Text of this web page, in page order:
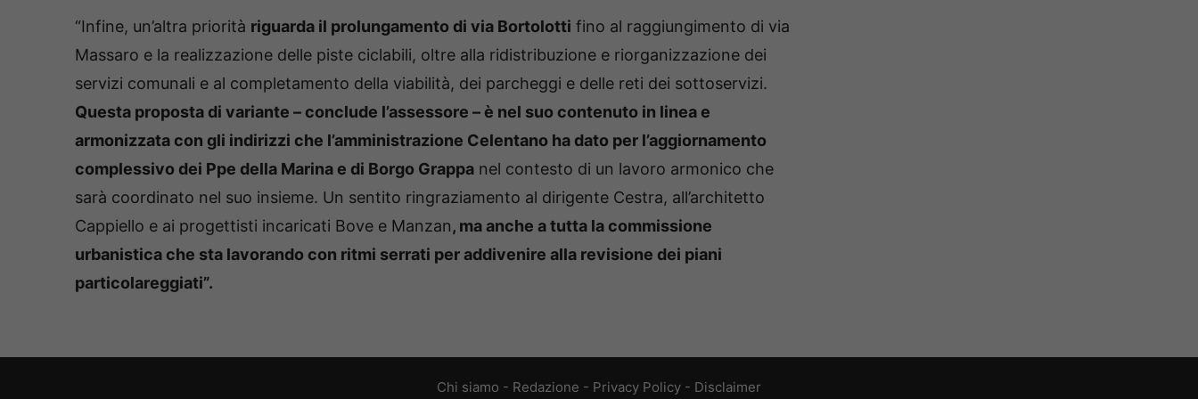
“Infine, un’altra priorità riguarda il prolungamento di via Bortolotti fino al raggiungimento di via
Massaro e la realizzazione delle piste ciclabili, oltre alla ridistribuzione e riorganizzazione dei
servizi comunali e al completamento della viabilità, dei parcheggi e delle reti dei sottoservizi.
Questa proposta di variante – conclude l’assessore – è nel suo contenuto in linea e
armonizzata con gli indirizzi che l’amministrazione Celentano ha dato per l’aggiornamento
complessivo dei Ppe della Marina e di Borgo Grappa nel contesto di un lavoro armonico che
sarà coordinato nel suo insieme. Un sentito ringraziamento al dirigente Cestra, all’architetto
Cappiello e ai progettisti incaricati Bove e Manzan, ma anche a tutta la commissione
urbanistica che sta lavorando con ritmi serrati per addivenire alla revisione dei piani
particolareggiati”.
Chi siamo - Redazione - Privacy Policy - Disclaimer